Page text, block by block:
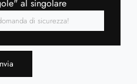
al singolare